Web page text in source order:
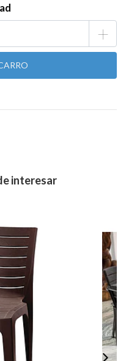
+
interesar